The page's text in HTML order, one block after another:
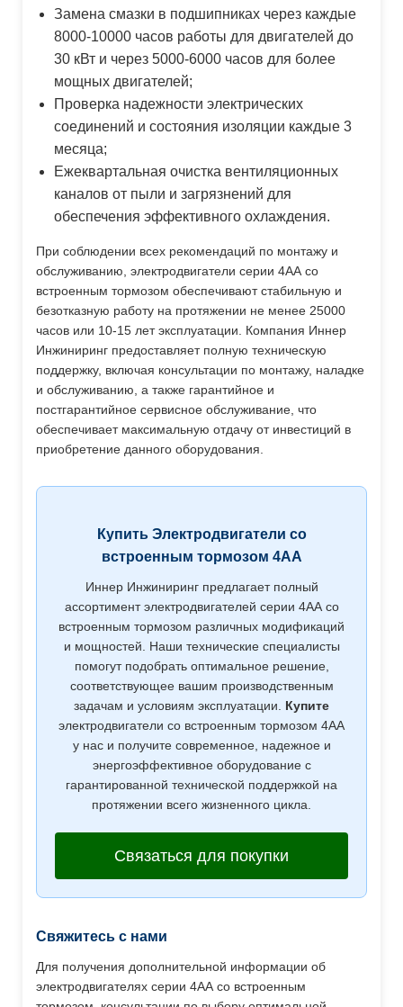
Замена смазки в подшипниках через каждые
8000-10000 часов работы для двигателей до
30 кВт и через 5000-6000 часов для более
мощных двигателей;
Проверка надежности электрических
соединений и состояния изоляции каждые 3
месяца;
Ежеквартальная очистка вентиляционных
каналов от пыли и загрязнений для
обеспечения эффективного охлаждения.
При соблюдении всех рекомендаций по монтажу и
обслуживанию, электродвигатели серии 4АА со
встроенным тормозом обеспечивают стабильную и
безотказную работу на протяжении не менее 25000
часов или 10-15 лет эксплуатации. Компания Иннер
Инжиниринг предоставляет полную техническую
поддержку, включая консультации по монтажу, наладке
и обслуживанию, а также гарантийное и
постгарантийное сервисное обслуживание, что
обеспечивает максимальную отдачу от инвестиций в
приобретение данного оборудования.
Купить Электродвигатели со
встроенным тормозом 4АА
Иннер Инжиниринг предлагает полный
ассортимент электродвигателей серии 4АА со
встроенным тормозом различных модификаций
и мощностей. Наши технические специалисты
помогут подобрать оптимальное решение,
соответствующее вашим производственным
задачам и условиям эксплуатации. Купите
электродвигатели со встроенным тормозом 4АА
у нас и получите современное, надежное и
энергоэффективное оборудование с
гарантированной технической поддержкой на
протяжении всего жизненного цикла.
Связаться для покупки
Свяжитесь с нами
Для получения дополнительной информации об
электродвигателях серии 4АА со встроенным